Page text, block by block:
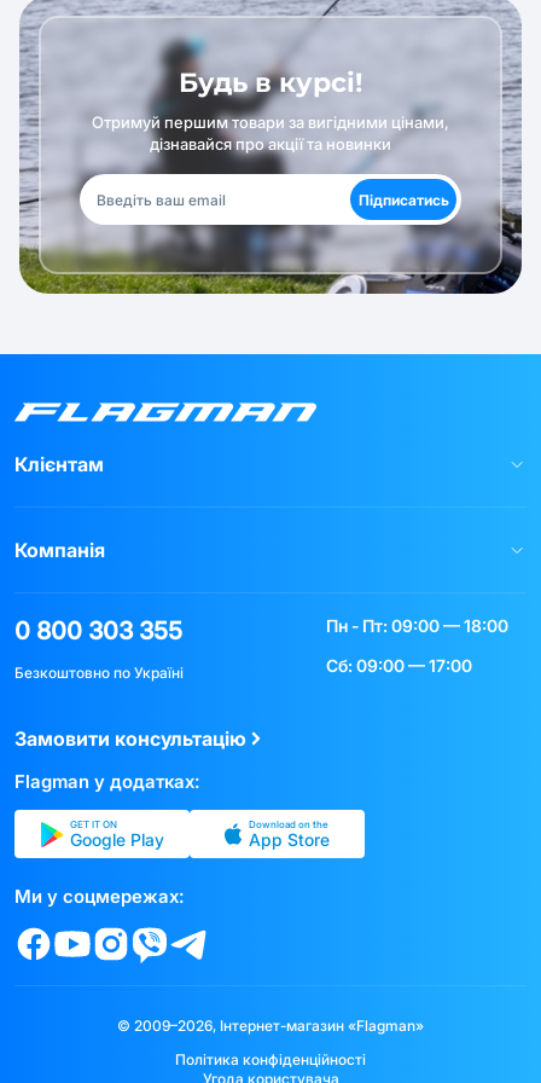
Будь в курсі!
Отримуй першим товари за вигідними цінами,
дізнавайся про акції та новинки
Підписатись
Клієнтам
Компанія
0 800 303 355
Безкоштовно по Україні
Пн - Пт: 09:00 — 18:00
Сб: 09:00 — 17:00
Замовити консультацію
Flagman у додатках:
GET IT ON
Google Play
Download on the
App Store
Ми у соцмережах:
© 2009–2026, Інтернет-магазин «Flagman»
Політика конфіденційності
Угода користувача